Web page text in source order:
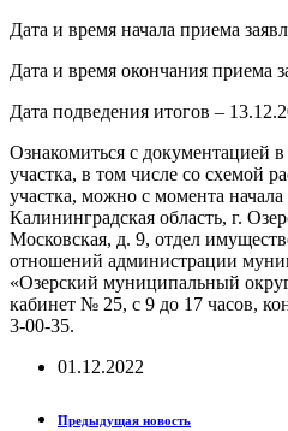
Дата и время начала приема
Дата и время окончания приема
Дата подведения итогов –
Ознакомиться с документацией
участка, в том числе со схемой
участка, можно с момента
Калининградская
Московская, д. 9, отдел
отношений администрации
«Озерский муниципальный
кабинет № 25, с 9 до 17 часов,
3-00-35.
01.12.2022
Предыдущая новость